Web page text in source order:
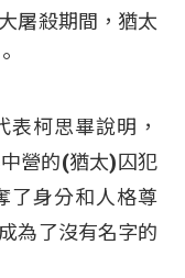
屠殺期間，猶太
柯思畢說明，
營的(猶太)囚犯
了身分和人格尊
為了沒有名字的